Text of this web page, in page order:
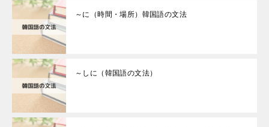
～に（時間・場所）韓国語の文法
～しに（韓国語の文法）